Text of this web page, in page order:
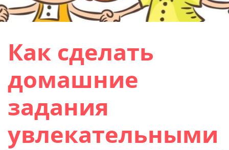
Как сделать
домашние
задания
увлекательными